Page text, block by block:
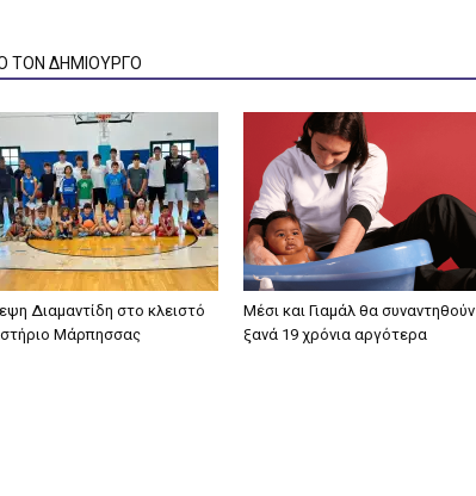
ΤΟΝ ΔΗΜΙΟΥΡΓΟ
Διαμαντίδη στο κλειστό
Μάρπησσας
Μέσι και Γιαμάλ θα συναντηθούν
ξανά 19 χρόνια αργότερα